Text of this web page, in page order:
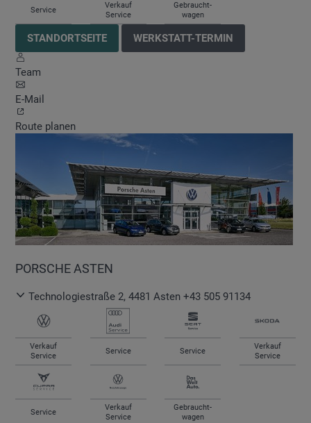
Service
Verkauf
Service
Gebraucht-
wagen
STANDORTSEITE WERKSTATT-TERMIN
Team
E-Mail
Route planen
PORSCHE ASTEN
Technologiestraße 2,4481 Asten +43 505 91134
Verkauf
Service
Service Service
Verkauf
Service
Service
Verkauf
Service
Gebraucht-
wagen